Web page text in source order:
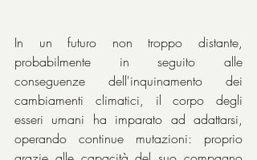
In un futuro non troppo distante,
probabilmente in seguito alle
conseguenze dell'inquinamento dei
cambiamenti climatici, il corpo degli
esseri umani ha imparato ad adattarsi,
operando continue mutazioni: proprio